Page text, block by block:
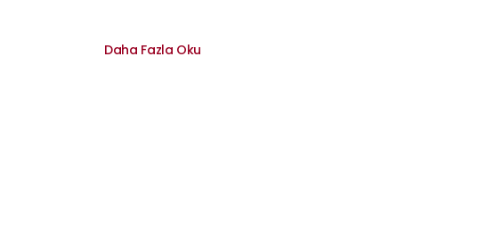
Daha Fazla Oku